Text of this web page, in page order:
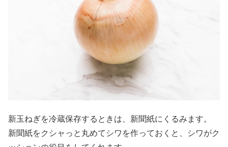
新玉ねぎを冷蔵保存するときは、新聞紙にくるみます。
新聞紙をクシャっと丸めてシワを作っておくと、シワがク